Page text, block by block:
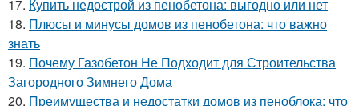
17. Купить недострой из пенобетона: выгодно или нет
18. Плюсы и минусы домов из пенобетона: что важно
знать
19. Почему Газобетон Не Подходит для Строительства
Загородного Зимнего Дома
20. Преимущества и недостатки домов из пеноблока: что